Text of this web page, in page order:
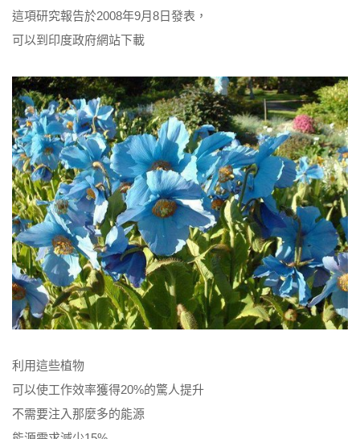
這項研究報告於2008年9月8日發表，
可以到印度政府網站下載
利用這些植物
可以使工作效率獲得20%的驚人提升
不需要注入那麼多的能源